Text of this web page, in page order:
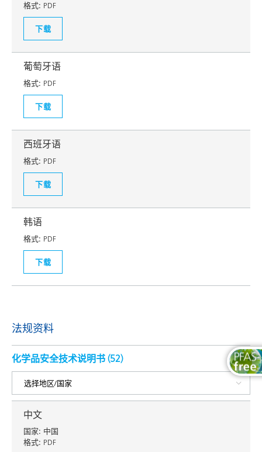
格式: PDF
下载
葡萄牙语
格式: PDF
下载
西班牙语
格式: PDF
下载
韩语
格式: PDF
下载
法规资料
化学品安全技术说明书 (52)
中文
国家: 中国
格式: PDF